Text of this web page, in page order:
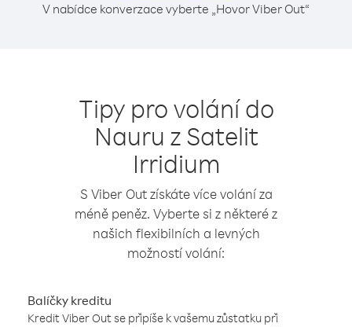
V nabídce konverzace vyberte „Hovor Viber Out“
Tipy pro volání do
Nauru z Satelit
Irridium
S Viber Out získáte více volání za
méně peněz. Vyberte si z některé z
našich flexibilních a levných
možností volání:
Balíčky kreditu
Kredit Viber Out se připíše k vašemu zůstatku při